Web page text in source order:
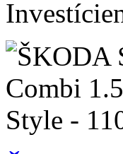
Investície